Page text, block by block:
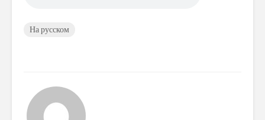
На русском